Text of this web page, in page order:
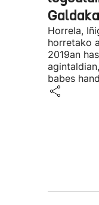
Horrela,
horretako
2019an
babes